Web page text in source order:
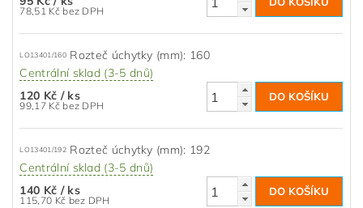
78,51 Kč bez DPH
LO13401/160 Rozteč úchytky (mm): 160
Centrální sklad (3-5 dnů)
120 Kč / ks
99,17 Kč bez DPH
LO13401/192 Rozteč úchytky (mm): 192
Centrální sklad (3-5 dnů)
140 Kč / ks
115,70 Kč bez DPH